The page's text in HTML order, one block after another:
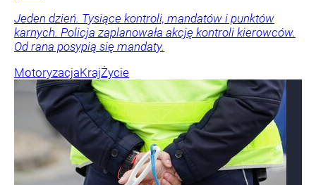
Jeden dzień. Tysiące kontroli, mandatów i punktów
karnych. Policja zaplanowała akcję kontroli kierowców.
Od rana posypią się mandaty.
MotoryzacjaKrajŻycie